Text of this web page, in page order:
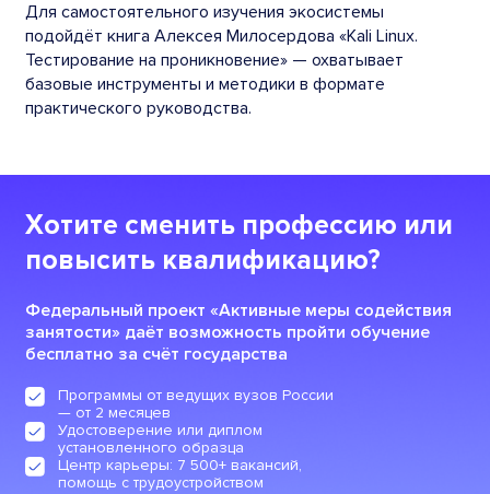
Для самостоятельного изучения экосистемы
подойдёт книга Алексея Милосердова «Kali Linux.
Тестирование на проникновение» — охватывает
базовые инструменты и методики в формате
практического руководства.
Хотите сменить профессию или
повысить квалификацию?
Федеральный проект «Активные меры содействия
занятости» даёт возможность пройти обучение
бесплатно за счёт государства
Программы от ведущих вузов России
— от 2 месяцев
Удостоверение или диплом
установленного образца
Центр карьеры: 7 500+ вакансий,
помощь с трудоустройством